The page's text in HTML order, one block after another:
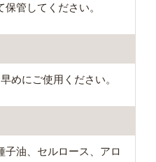
管してください。
めにご使用ください。
子油、セルロース、アロ